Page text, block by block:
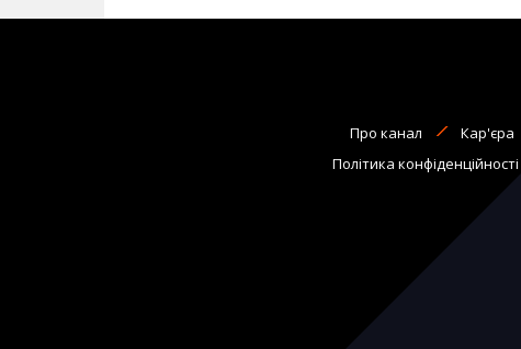
Про канал Кар'єра
Політика конфіденційності